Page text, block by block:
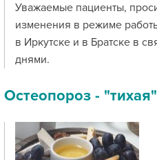
Уважаемые пациенты,
изменения в режиме
в Иркутске и в Братске в
днями.
Остеопороз -